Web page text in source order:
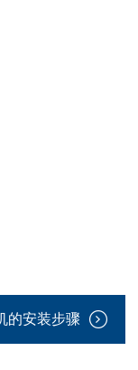
的安装步骤